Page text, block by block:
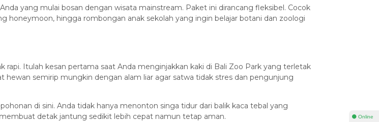
yang mulai bosan dengan wisata mainstream. Paket ini dirancang fleksibel. Cocok
honeymoon, hingga rombongan anak sekolah yang ingin belajar botani dan zoologi
Itulah kesan pertama saat Anda menginjakkan kaki di Bali Zoo Park yang terletak
hewan semirip mungkin dengan alam liar agar satwa tidak stres dan pengunjung
di sini. Anda tidak hanya menonton singa tidur dari balik kaca tebal yang
detak jantung sedikit lebih cepat namun tetap aman.
⚫ Online